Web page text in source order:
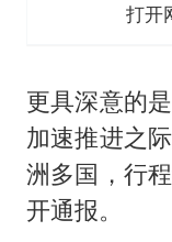
打开
更具深意的
加速推进之
洲多国，行
开通报。